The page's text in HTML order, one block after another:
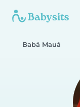
Babá Mauá